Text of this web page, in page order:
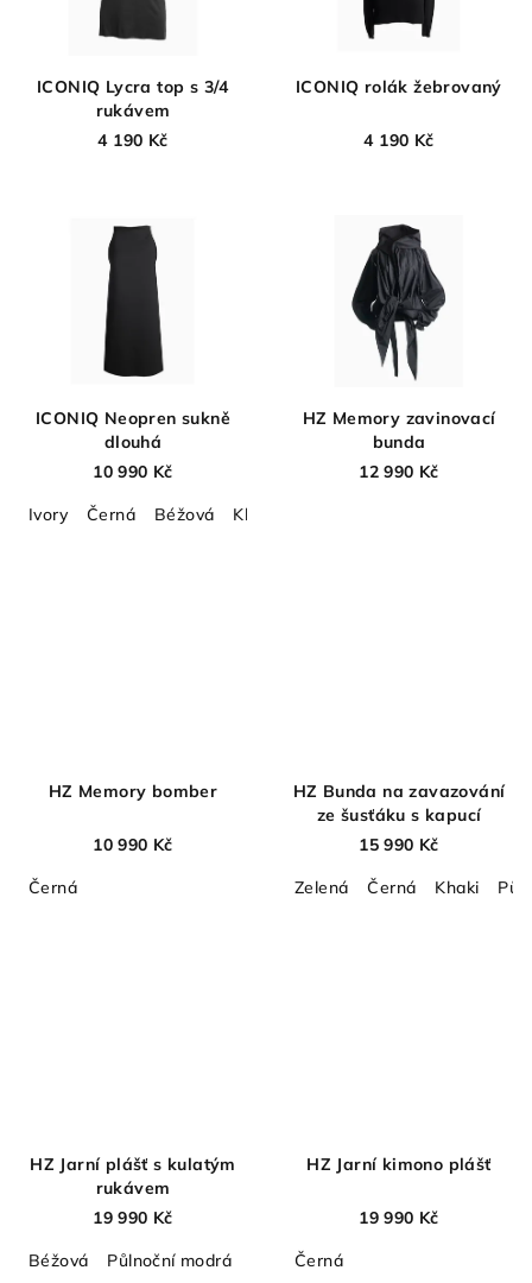
ICONIQ Lycra top s 3/4
rukávem
4 190 Kč
ICONIQ rolák žebrovaný
4 190 Kč
ICONIQ Neopren sukně
dlouhá
10 990 Kč
Ivory
Černá Béžová Khaki
HZ Memory zavinovací
bunda
12 990 Kč
HZ Memory bomber
10 990 Kč
Černá
HZ Bunda na zavazování
ze šusťáku s kapucí
15 990 Kč
Zelená
Černá Khaki
HZ Jarní plášť s kulatým
rukávem
19 990 Kč
Béžová
Půlnoční modrá
HZ Jarní kimono plášť
19 990 Kč
Černá